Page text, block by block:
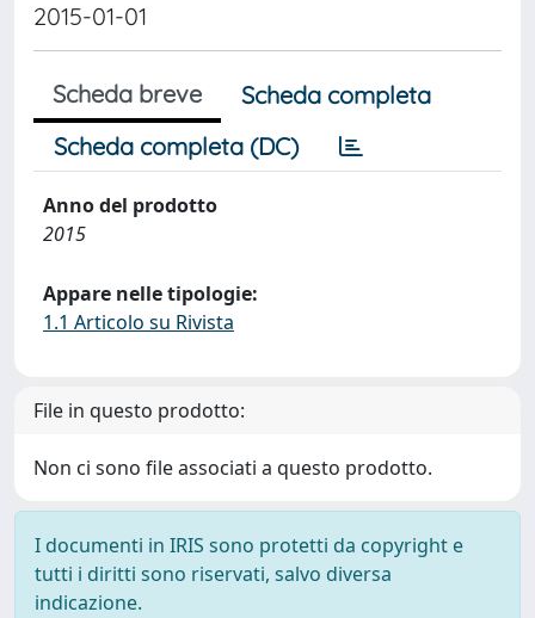
2015-01-01
Scheda breve
Scheda completa
Scheda completa (DC)
Anno del prodotto
2015
Appare nelle tipologie:
1.1 Articolo su Rivista
File in questo prodotto:
Non ci sono file associati a questo prodotto.
I documenti in IRIS sono protetti da copyright e
tutti i diritti sono riservati, salvo diversa
indicazione.